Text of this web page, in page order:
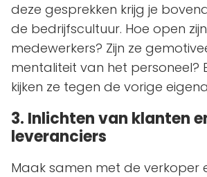
deze gesprekken krijg je
de bedrijfscultuur. Hoe open
medewerkers? Zijn ze
mentaliteit van het personeel?
kijken ze tegen de vorige
3. Inlichten van klanten
leveranciers
Maak samen met de verkoper